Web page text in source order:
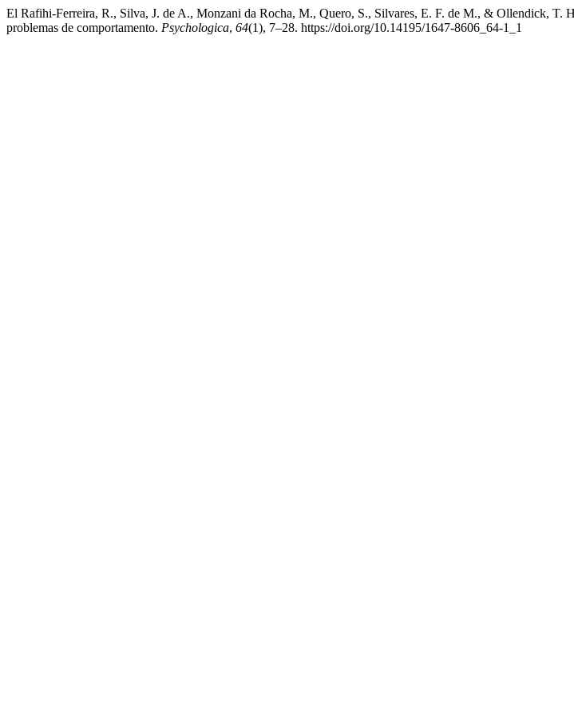
El Rafihi-Ferreira, R., Silva, J. de A., Monzani da Rocha, M., Quero, S., Silvares, E. F. de M., & Ollendick, T.
problemas de comportamento. Psychologica, 64(1), 7–28. https://doi.org/10.14195/1647-8606_64-1_1